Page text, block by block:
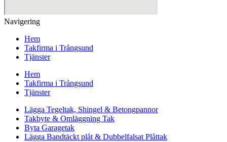
Navigering
Hem
Takfirma i Trångsund
Tjänster
Hem
Takfirma i Trångsund
Tjänster
Lägga Tegeltak, Shingel & Betongpannor
Takbyte & Omläggning Tak
Byta Garagetak
Lägga Bandtäckt plåt & Dubbelfalsat Plåttak